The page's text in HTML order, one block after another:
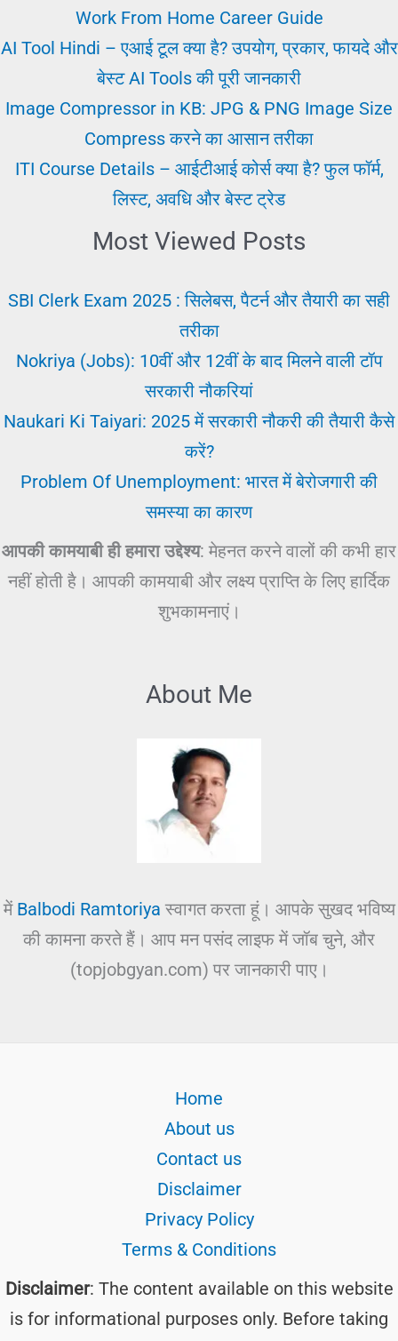
2025
Work From Home Career Guide
AI Tool Hindi – एआई टूल क्या है? उपयोग, प्रकार, फायदे और
बेस्ट AI Tools की पूरी जानकारी
Image Compressor in KB: JPG & PNG Image Size
Compress करने का आसान तरीका
ITI Course Details – आईटीआई कोर्स क्या है? फुल फॉर्म,
लिस्ट, अवधि और बेस्ट ट्रेड
Most Viewed Posts
SBI Clerk Exam 2025 : सिलेबस, पैटर्न और तैयारी का सही
तरीका
Nokriya (Jobs): 10वीं और 12वीं के बाद मिलने वाली टॉप
सरकारी नौकरियां
Naukari Ki Taiyari: 2025 में सरकारी नौकरी की तैयारी कैसे
करें?
Problem Of Unemployment: भारत में बेरोजगारी की
समस्या का कारण
आपकी कामयाबी ही हमारा उद्देश्य: मेहनत करने वालों की कभी हार
नहीं होती है। आपकी कामयाबी और लक्ष्य प्राप्ति के लिए हार्दिक
शुभकामनाएं।
About Me
में Balbodi Ramtoriya स्वागत करता हूं। आपके सुखद भविष्य
की कामना करते हैं। आप मन पसंद लाइफ में जॉब चुने, और
(topjobgyan.com) पर जानकारी पाए।
Home
About us
Contact us
Disclaimer
Privacy Policy
Terms & Conditions
Disclaimer: The content available on this website
is for informational purposes only. Before taking